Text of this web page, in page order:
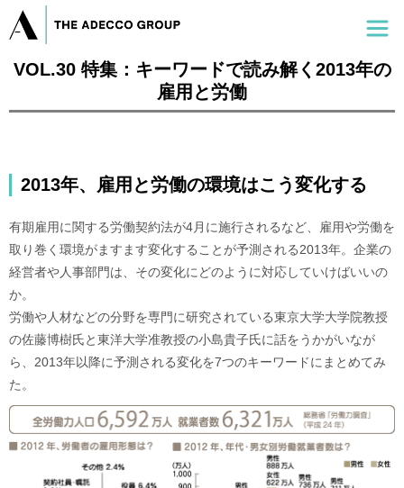
VOL.30 特集：キーワードで読み解く2013年の
雇用と労働
2013年、雇用と労働の環境はこう変化する
有期雇用に関する労働契約法が4月に施行されるなど、雇用や労働を
取り巻く環境がますます変化することが予測される2013年。企業の
経営者や人事部門は、その変化にどのように対応していけばいいの
か。
労働や人材などの分野を専門に研究されている東京大学大学院教授
の佐藤博樹氏と東洋大学准教授の小島貴子氏に話をうかがいなが
ら、2013年以降に予測される変化を7つのキーワードにまとめてみ
た。